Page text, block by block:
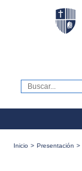
Inicio > Presentación >